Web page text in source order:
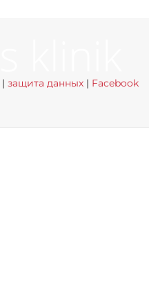
| защита данных | Facebook